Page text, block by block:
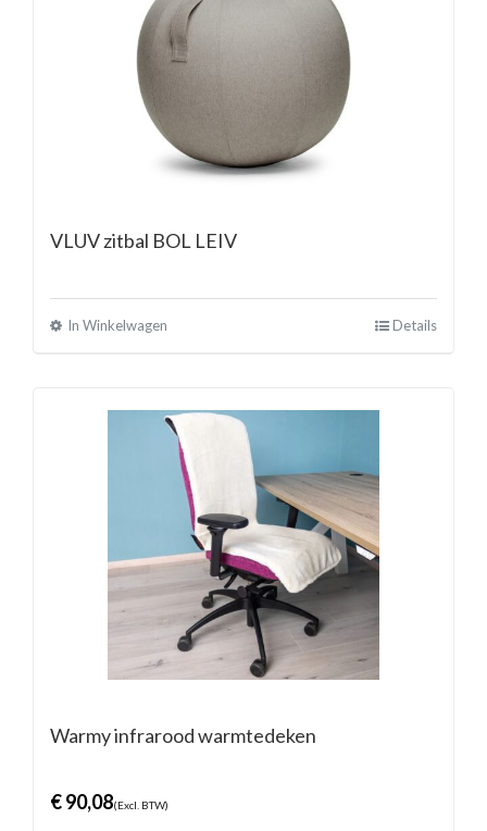
VLUV zitbal BOL LEIV
In Winkelwagen Details
Warmy infrarood warmtedeken
€90,08(Excl. BTW)